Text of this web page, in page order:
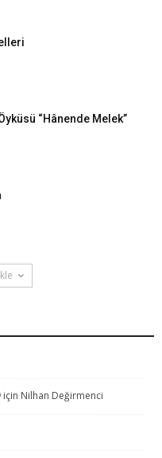
“Hânende Melek”
için Nilhan Değirmenci